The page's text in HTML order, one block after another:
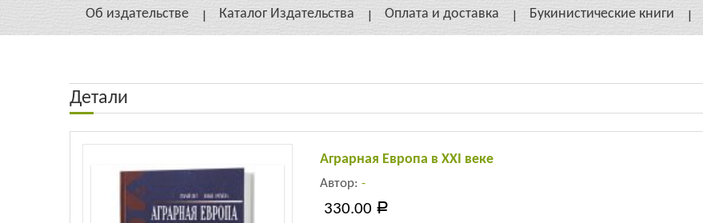
Об издательстве Каталог Издательства Оплата и доставка Букинистические книги
Детали
Аграрная Европа в ХХI веке
Автор: -
330.00 Р